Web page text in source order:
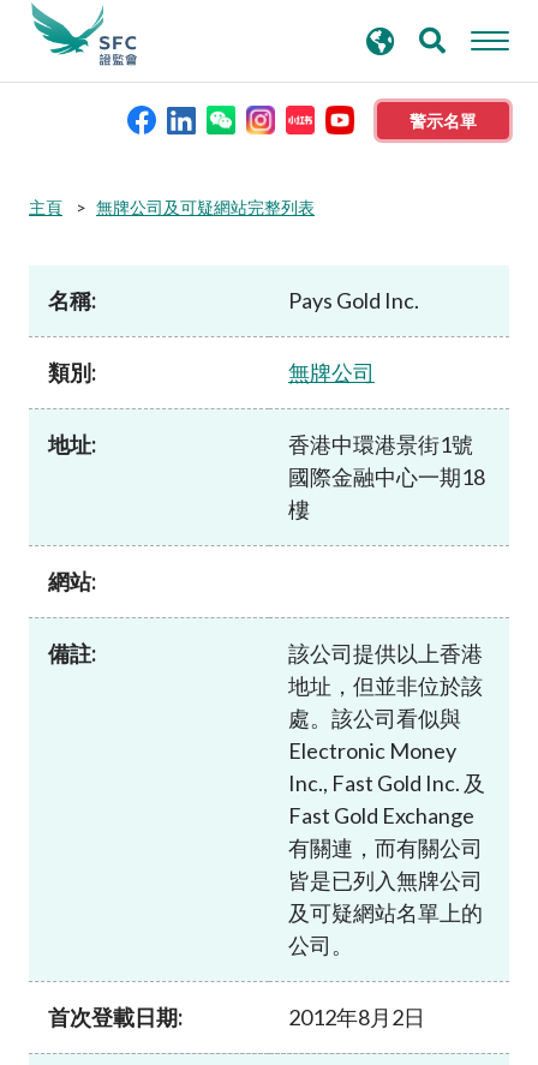
警示名單
本會簡介
規則及標準
資料庫
尋
主頁 無牌公司及可疑網站完整列表
名稱: Pays Gold Inc.
類別: 無牌公司
地址:
香港中環港景街1號
國際金融中心一期18
樓
網站:
備註:
該公司提供以上香港
地址，但並非位於該
處。該公司看似與
Electronic Money
Inc., Fast Gold Inc. 及
Fast Gold Exchange
有關連，而有關公司
皆是已列入無牌公司
及可疑網站名單上的
公司。
首次登載日期: 2012年8月2日